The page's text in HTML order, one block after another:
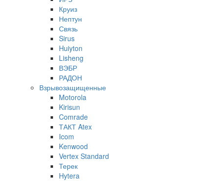
Круиз
Нептун
Связь
Sirus
Huiyton
Lisheng
ВЭБР
РАДОН
Взрывозащищенные
Motorola
Kirisun
Comrade
ТАКТ Atex
Icom
Kenwood
Vertex Standard
Терек
Hytera